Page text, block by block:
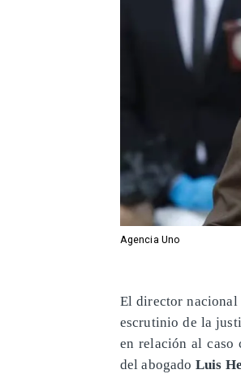
Agencia Uno
El director
escrutinio de la
en relación al caso
del abogado Luis